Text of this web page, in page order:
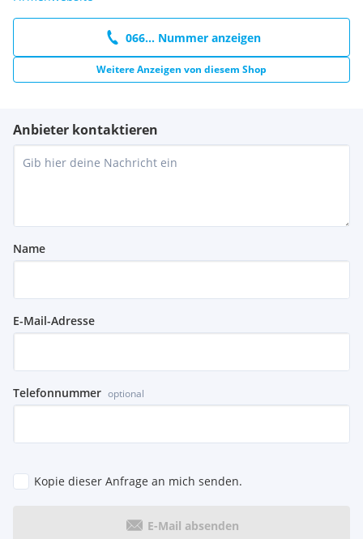
066... Nummer anzeigen
Weitere Anzeigen von diesem Shop
Anbieter kontaktieren
Name
E-Mail-Adresse
Telefonnummer optional
Kopie dieser Anfrage an mich senden.
E-Mail absenden